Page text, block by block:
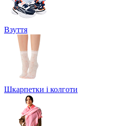
Взуття
Шкарпетки і колготи